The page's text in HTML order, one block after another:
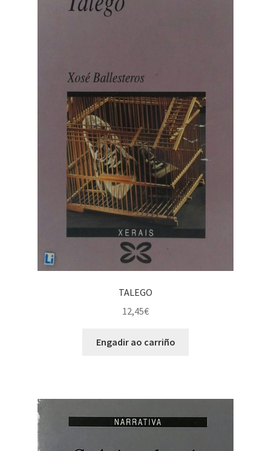
TALEGO
12,45€
Engadir ao carriño